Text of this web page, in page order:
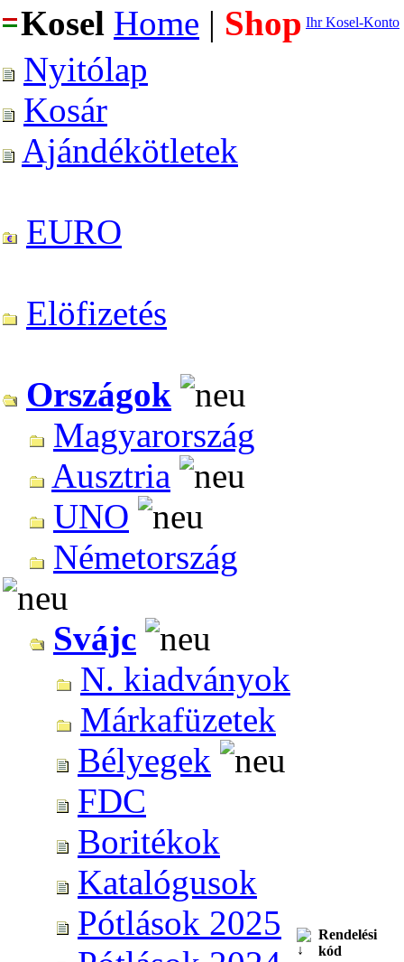
Kosel Home | Shop Ihr Kosel-Konto
Nyitólap
Kosár
Ajándékötletek
EURO
Elöfizetés
Országok
Magyarország
Ausztria
UNO
Németország
Svájc
N. kiadványok
Márkafüzetek
Bélyegek
FDC
Boritékok
Katalógusok
Pótlások 2025
Rendelési
kód